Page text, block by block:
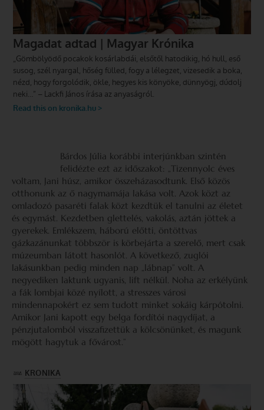
Bárdos Júlia korábbi interjúnkban szintén
felidézte ezt az időszakot: „Tizennyolc éves
voltam, Jani húsz, amikor összeházasodtunk. Első közös
otthonunk az ő nagy­mamája lakása volt. Azok közt az
omladozó pasaréti falak közt kezdtük el tanulni az életet
és egymást. Kezdetben glettelés, vakolás, aztán jöttek a
gyerekek. Emlékszem, háború előtti, öntöttvas
gázkazánunkat többször is körbejárta a szerelő, mert csak
múzeumban látott hasonlót. A következő, zuglói
lakásunkban pedig minden nap „lábnap” volt. A
negyediken laktunk ugyanis, lift nélkül. Noha az erkélyünk
a fák lombjai közé nyílott, a stresszes városi
mindennapokért ez sem tudott minket sokáig kárpótolni.
Amikor Jani kapott egy belga fordítói nagydíjat, a
pénzjutalomból visszafizettük a kölcsönünket, és magunk
mögött hagytuk a fővárost.”